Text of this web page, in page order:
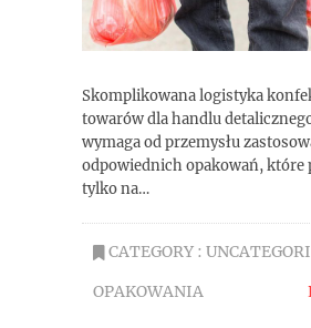
Skomplikowana logistyka
towarów dla handlu
wymaga od przemysłu
odpowiednich opakowań, które
tylko na…
CATEGORY :
OPAKOWANIA